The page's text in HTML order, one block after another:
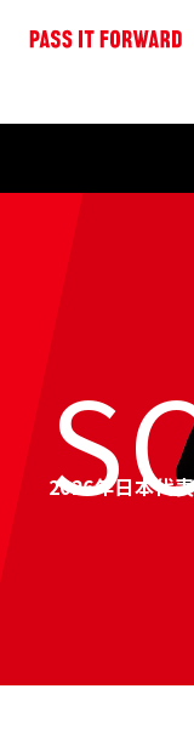
2026年日本代